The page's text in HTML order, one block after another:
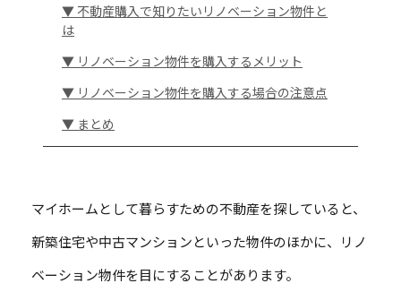
▼ 不動産購入で知りたいリノベーション物件と
は
▼ リノベーション物件を購入するメリット
▼ リノベーション物件を購入する場合の注意点
▼ まとめ
マイホームとして暮らすための不動産を探していると、
新築住宅や中古マンションといった物件のほかに、リノ
ベーション物件を目にすることがあります。